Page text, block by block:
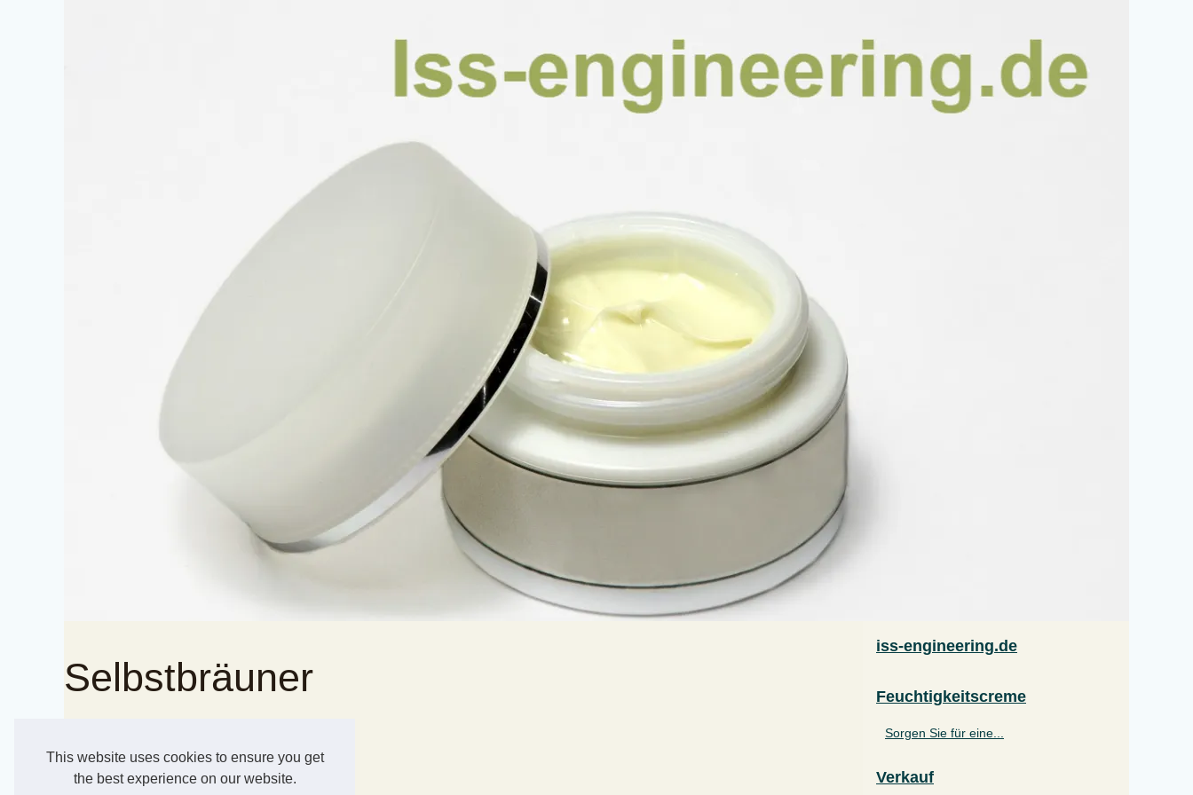
This website uses cookies to ensure you get
the best experience on our website.
Selbstbräuner
iss-engineering.de
Feuchtigkeitscreme
Sorgen Sie für eine...
Verkauf